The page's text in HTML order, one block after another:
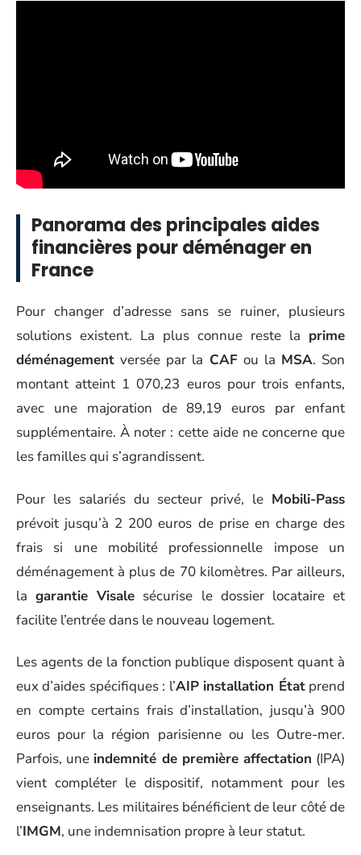
Panorama des principales aides
financières pour déménager en
France
Pour changer d’adresse sans se ruiner, plusieurs
solutions existent. La plus connue reste la prime
déménagement versée par la CAFou la MSA. Son
montant atteint 1 070,23 euros pour trois enfants,
avec une majoration de 89,19 euros par enfant
supplémentaire. À noter : cette aide ne concerne que
les familles qui s’agrandissent.
Pour les salariés du secteur privé, le Mobili-Pass
prévoit jusqu’à 2 200 euros de prise en charge des
frais si une mobilité professionnelle impose un
déménagement à plus de 70 kilomètres. Par ailleurs,
lagarantie Visale sécurise le dossier locataire et
facilite l’entrée dans le nouveau logement.
Les agents de la fonction publique disposent quant à
eux d’aides spécifiques : l’AIP installation Étatprend
en compte certains frais d’installation, jusqu’à 900
euros pour la région parisienne ou les Outre-mer.
Parfois, une indemnité de première affectation (IPA)
vient compléter le dispositif, notamment pour les
enseignants. Les militaires bénéficient de leur côté de
l’IMGM, une indemnisation propre à leur statut.